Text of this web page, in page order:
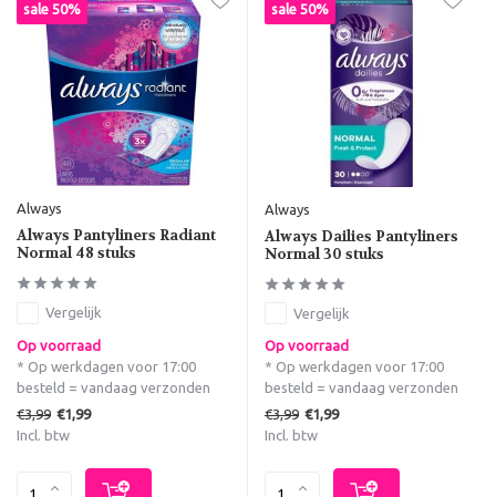
sale 50%
Always
Always Pantyliners Radiant
Normal 48 stuks
Vergelijk
Op voorraad
* Op werkdagen voor 17:00
besteld = vandaag verzonden
€3,99 €1,99
Incl. btw
sale 50%
Always
Always Dailies Pantyliners
Normal 30 stuks
Vergelijk
Op voorraad
* Op werkdagen voor 17:00
besteld = vandaag verzonden
€3,99 €1,99
Incl. btw